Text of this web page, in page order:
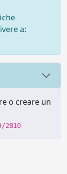
a:
o creare un
2810